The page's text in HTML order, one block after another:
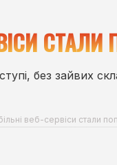
без зайвих
веб-сервіси стали